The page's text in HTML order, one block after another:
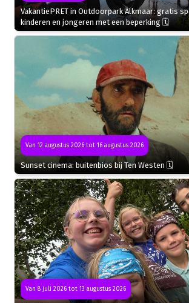
VakantiePRET in Outdoorpark Alkmaar: gratis
kinderen en jongeren met een beperking 🗓
Van 12 augustus 2026 tot 16 augustus 2026
Sunset cinema: buitenbios bij Ten Westen 🗓
Van 8 juli 2026 tot 13 augustus 2026